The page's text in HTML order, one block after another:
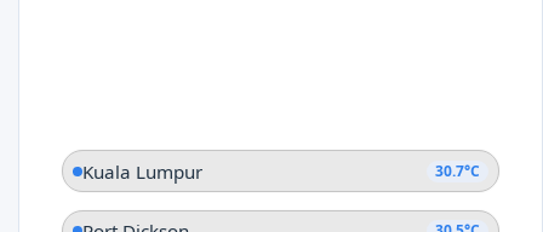
Kuala Lumpur 30.7°C